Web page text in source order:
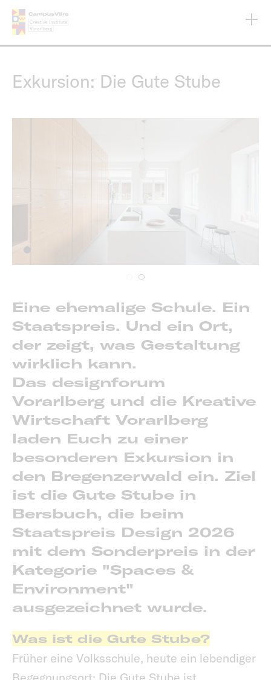
Inhalt
Exkursion: Die Gute Stube
Eine ehemalige Schule. Ein
Staatspreis. Und ein Ort,
der zeigt, was Gestaltung
wirklich kann.
Das designforum
Vorarlberg und die Kreative
Wirtschaft Vorarlberg
laden Euch zu einer
besonderen Exkursion in
den Bregenzerwald ein. Ziel
ist die Gute Stube in
Bersbuch, die beim
Staatspreis Design 2026
mit dem Sonderpreis in der
Kategorie "Spaces &
Environment"
ausgezeichnet wurde.
Was ist die Gute Stube?
Früher eine Volksschule, heute ein lebendiger